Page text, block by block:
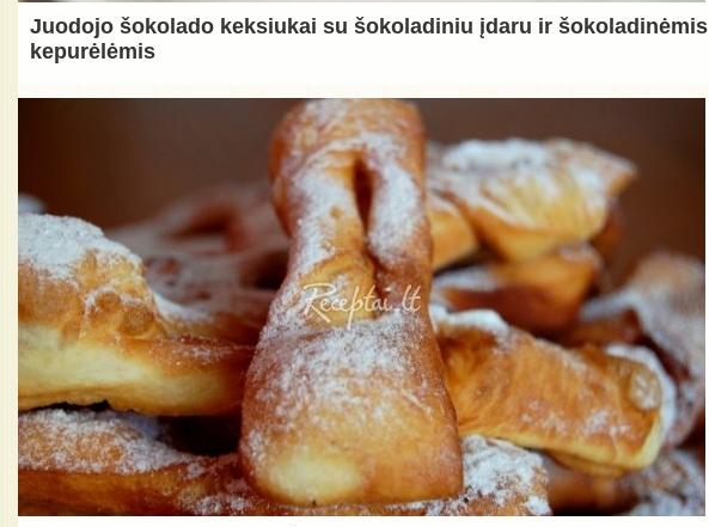
Juodojo šokolado keksiukai su šokoladiniu įdaru ir šokoladinėmis
kepurėlėmis